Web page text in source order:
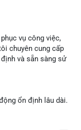
tuyến của bạn một
vụ công việc,
chuyên cung cấp
và sẵn sàng sử
ổn định lâu dài.